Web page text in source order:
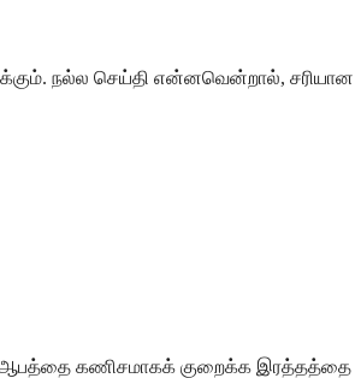
நல்ல செய்தி என்னவென்றால், சரியான
ஆபத்தை கணிசமாகக் குறைக்க இரத்தத்தை